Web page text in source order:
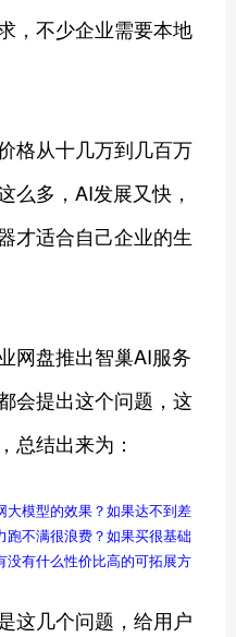
，不少企业需要本地
格从十几万到几百万
么多，AI发展又快，
才适合自己企业的生
网盘推出智巢AI服务
会提出这个问题，这
总结出来为：
模型的效果？如果达不到差
跑不满很浪费？如果买很基础
没有什么性价比高的可拓展方
这几个问题，给用户